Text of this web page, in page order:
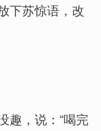
下苏惊语，改
趣，说：“喝完